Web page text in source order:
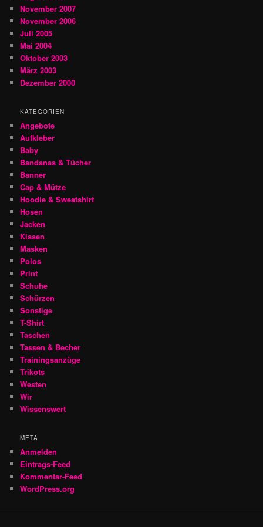
November 2007
November 2006
Juli 2005
Mai 2004
Oktober 2003
März 2003
Dezember 2000
KATEGORIEN
Angebote
Aufkleber
Baby
Bandanas & Tücher
Banner
Cap & Mütze
Hoodie & Sweatshirt
Hosen
Jacken
Kissen
Masken
Polos
Print
Schuhe
Schürzen
Sonstige
T-Shirt
Taschen
Tassen & Becher
Trainingsanzüge
Trikots
Westen
Wir
Wissenswert
META
Anmelden
Eintrags-Feed
Kommentar-Feed
WordPress.org